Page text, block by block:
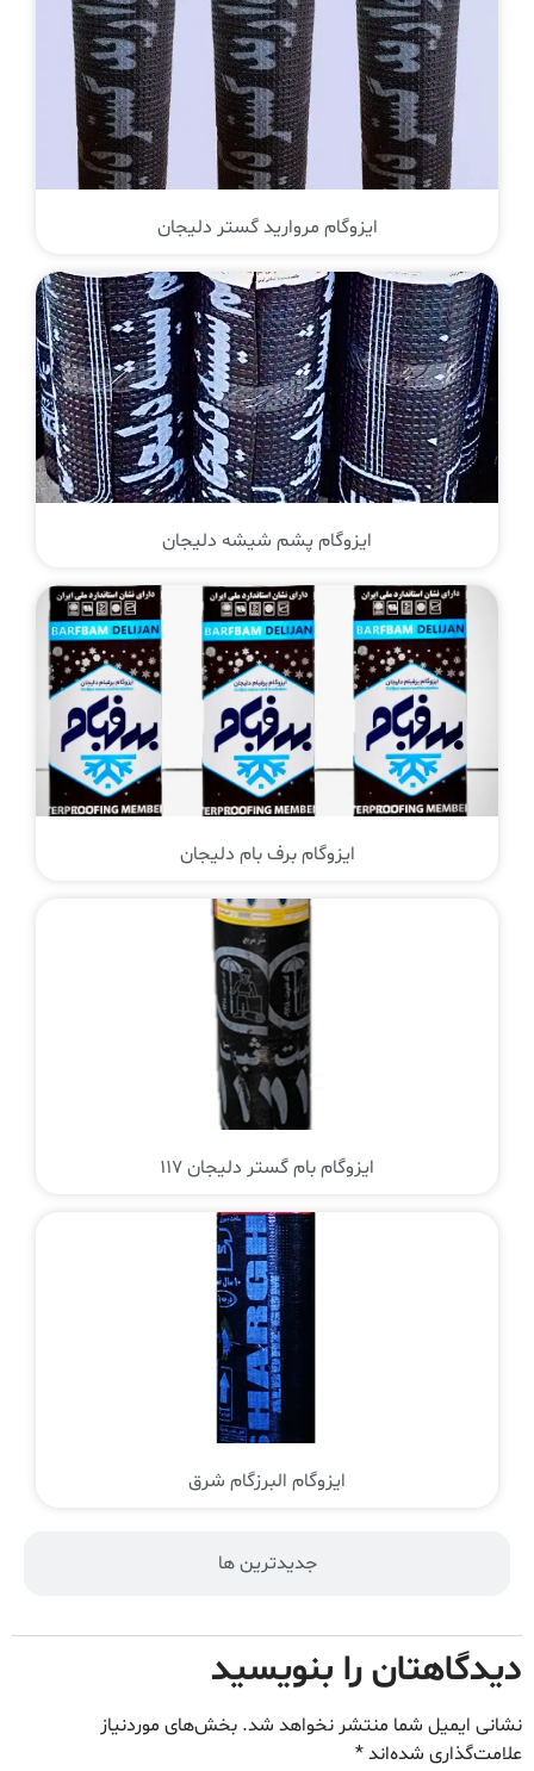
جدیدترین ها
ایزوگام مروارید گستر دلیجان
ایزوگام پشم شیشه دلیجان
ایزوگام برف بام دلیجان
ایزوگام بام گستر دلیجان 117
ایزوگام البرزگام شرق
دیدگاهتان را بنویسید
نشانی ایمیل شما منتشر نخواهد شد. بخش‌های موردنیاز
علامت‌گذاری شده‌اند*